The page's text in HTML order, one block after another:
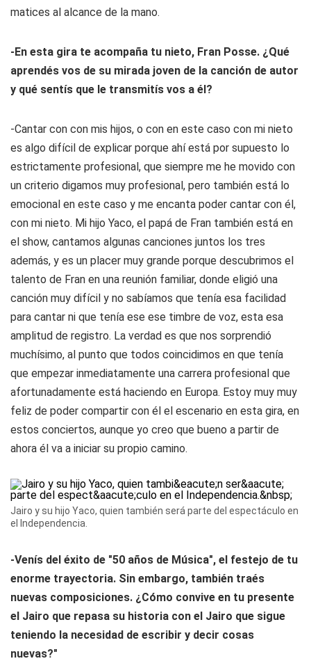
matices al alcance de la mano.
-En esta gira te acompaña tu nieto, Fran Posse. ¿Qué
aprendés vos de su mirada joven de la canción de autor
y qué sentís que le transmitís vos a él?
-Cantar con con mis hijos, o con en este caso con mi nieto
es algo difícil de explicar porque ahí está por supuesto lo
estrictamente profesional, que siempre me he movido con
un criterio digamos muy profesional, pero también está lo
emocional en este caso y me encanta poder cantar con él,
con mi nieto. Mi hijo Yaco, el papá de Fran también está en
el show, cantamos algunas canciones juntos los tres
además, y es un placer muy grande porque descubrimos el
talento de Fran en una reunión familiar, donde eligió una
canción muy difícil y no sabíamos que tenía esa facilidad
para cantar ni que tenía ese ese timbre de voz, esta esa
amplitud de registro. La verdad es que nos sorprendió
muchísimo, al punto que todos coincidimos en que tenía
que empezar inmediatamente una carrera profesional que
afortunadamente está haciendo en Europa. Estoy muy muy
feliz de poder compartir con él el escenario en esta gira, en
estos conciertos, aunque yo creo que bueno a partir de
ahora él va a iniciar su propio camino.
Jairo y su hijo Yaco, quien también será parte del espectáculo en
el Independencia.
-Venís del éxito de "50 años de Música", el festejo de tu
enorme trayectoria. Sin embargo, también traés
nuevas composiciones. ¿Cómo convive en tu presente
el Jairo que repasa su historia con el Jairo que sigue
teniendo la necesidad de escribir y decir cosas
nuevas?"